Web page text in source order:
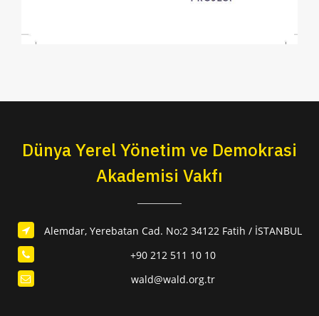
Dünya Yerel Yönetim ve Demokrasi
Akademisi Vakfı
Alemdar, Yerebatan Cad. No:2 34122 Fatih / İSTANBUL
+90 212 511 10 10
wald@wald.org.tr